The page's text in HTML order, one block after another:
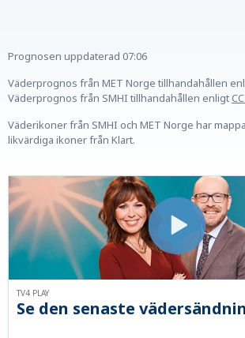
Prognosen uppdaterad 07:06
Väderprognos från MET Norge tillhandahållen
Väderprognos från SMHI tillhandahållen enligt
Väderikoner från SMHI och MET Norge har
likvärdiga ikoner från Klart.
Se den senaste
TV4 PLAY